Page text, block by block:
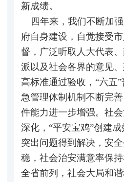
新成绩。
四年来，我们不断加
府自身建设，自觉接受
督，广泛听取人大代表
派以及社会各界的意见
高标准通过验收，“六五
急管理体制机制不断完
件能力进一步增强。社
深化，“平安宝鸡”创建
突出问题得到解决，安
稳，社会治安满意率保
全省前列，社会大局和谐